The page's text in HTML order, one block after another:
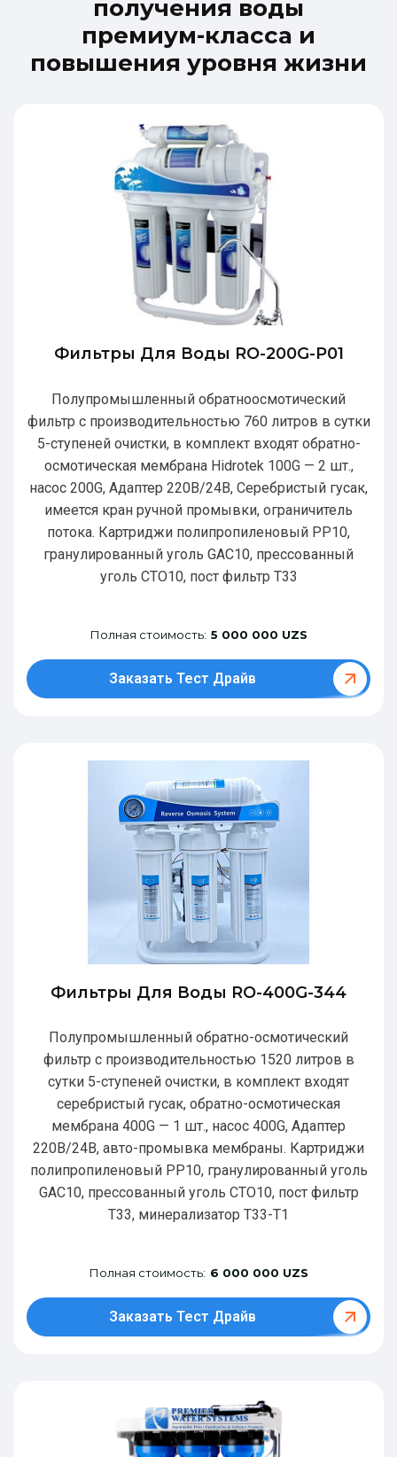
получения воды
премиум-класса и
повышения уровня жизни
Фильтры Для Воды RO-200G-P01
Полупромышленный обратноосмотический
фильтр с производительностью 760 литров в сутки
5-ступеней очистки, в комплект входят обратно-
осмотическая мембрана Hidrotek 100G — 2 шт.,
насос 200G, Адаптер 220В/24В, Серебристый гусак,
имеется кран ручной промывки, ограничитель
потока. Картриджи полипропиленовый РР10,
гранулированный уголь GAC10, прессованный
уголь CTO10, пост фильтр T33
Полная стоимость: 5 000 000 UZS
Заказать Тест Драйв
Фильтры Для Воды RO-400G-344
Полупромышленный обратно-осмотический
фильтр с производительностью 1520 литров в
сутки 5-ступеней очистки, в комплект входят
серебристый гусак, обратно-осмотическая
мембрана 400G — 1 шт., насос 400G, Адаптер
220В/24В, авто-промывка мембраны. Картриджи
полипропиленовый РР10, гранулированный уголь
GAC10, прессованный уголь CTO10, пост фильтр
T33, минерализатор Т33-Т1
Полная стоимость: 6 000 000 UZS
Заказать Тест Драйв